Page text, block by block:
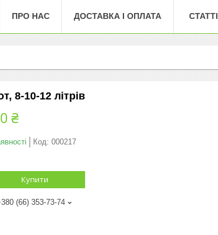
ПРО НАС ДОСТАВКА І ОПЛАТА СТАТТІ
8-10-12 літрів
₴
Код: 000217
Купити
(66) 353-73-74